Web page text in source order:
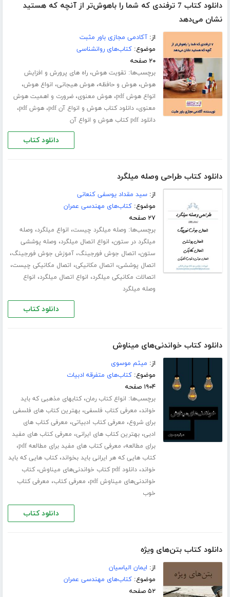
دانلود کتاب 7 ترفندی که شما را باهوش‌‌تر از آنچه که هستید
نشان می‌دهد
از:آکادمی مجازی باور مثبت
موضوع:کتاب‌های روانشناسی
۲۰ صفحه
برچسب‌ها: تقویت هوش،راه های پرورش و افزایش
هوش،هوش و حافظه،هوش هیجانی، انواع هوش،
انواع هوش pdf ،هوش معنوی،ضرورت و اهمیت هوش
معنوی،دانلود کتاب هوش و انواع آن pdf ،هوش pdf ،
دانلود pdf کتاب هوش و انواع آن
دانلود کتاب
دانلود کتاب طراحی وصله میلگرد
از:سید مقداد یوسفی کنعانی
موضوع:کتاب‌های مهندسی عمران
۲۷ صفحه
برچسب‌ها: وصله میلگرد چیست، انواع میلگرد، وصله
میلگرد در ستون، انواع اتصال میلگرد، وصله پوششی
ستون، اتصال جوش فورجینگ،آموزش جوش فورجینگ،
اتصال پوششی، اتصال مکانیکی، اتصال مکانیکی چیست،
اتصالات مکانیکی میلگرد، انواع اتصال میلگرد، انواع
وصله میلگرد
دانلود کتاب
دانلود کتاب خواندنی‌های میناوش
از: میثم موسوی
موضوع:کتاب‌های متفرقه ادبیات
۱۹۰۴ صفحه
برچسب‌ها: انواع کتاب رمان،کتابهای مذهبی که باید
خواند، معرفی کتاب فلسفی،بهترین کتاب های فلسفی
برای شروع، معرفی کتاب ادبیاتی، معرفی کتاب های
ادبی،بهترین کتاب های ایرانی، معرفی کتاب های مفید
برای مطالعه، معرفی کتاب های مفید برای مطالعه pdf ،
کتاب هایی که هر ایرانی باید بخواند،کتاب هایی که باید
خواند،دانلود pdf کتاب خواندنی‌های میناوش ،کتاب
خواندنی‌های میناوش pdf
، معرفی کتاب، معرفی کتاب
خوب
دانلود کتاب
دانلود کتاب بتن‌های ویژه
از: ایمان الیاسیان
موضوع:کتاب‌های مهندسی عمران
۵۲ صفحه